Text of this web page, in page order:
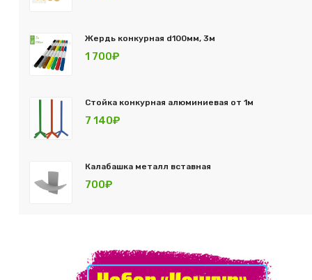
Жердь конкурная d100мм, 3м
1 700₽
Стойка конкурная алюминиевая от 1м
7 140₽
Калабашка металл вставная
700₽